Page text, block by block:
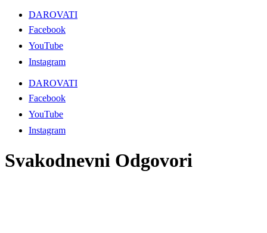
DAROVATI
Facebook
YouTube
Instagram
DAROVATI
Facebook
YouTube
Instagram
Svakodnevni Odgovori